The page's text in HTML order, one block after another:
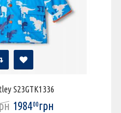
S23GTK1336
198400грн